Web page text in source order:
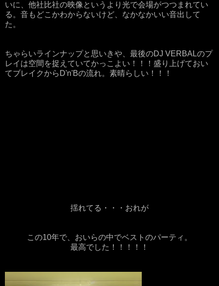
いに、他社比社の映像というより光で会場がつつまれてい
る。音もどこかわからないけど、なかなかいい音出して
た。
ちゃらいラインナップと思いきや、最後のDJ VERBALのプ
レイは空間を捉えていてかっこよい！！！盛り上げておい
てブレイクからD'n'Bの流れ。素晴らしい！！！
揺れてる・・・おれが
この10年で、おいらの中でベストのパーティ。
最高でした！！！！！